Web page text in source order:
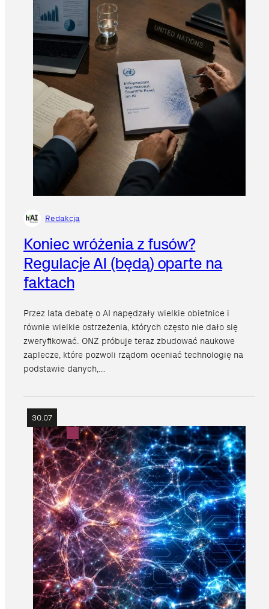
Redakcja
Koniec wróżenia z fusów?
Regulacje AI (będą) oparte na
faktach
Przez lata debatę o AI napędzały wielkie obietnice i
równie wielkie ostrzeżenia, których często nie dało się
zweryfikować. ONZ próbuje teraz zbudować naukowe
zaplecze, które pozwoli rządom oceniać technologię na
podstawie danych,…
30.07